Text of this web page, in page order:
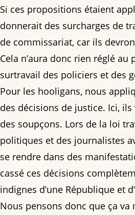
Si ces propositions étaient
donnerait des surcharges de
de commissariat, car ils
Cela n’aura donc rien réglé au
surtravail des policiers et des
Pour les hooligans, nous
des décisions de justice. Ici,
des soupçons. Lors de la loi
politiques et des journalistes
se rendre dans des
cassé ces décisions
indignes d’une République et
Nous pensons donc que ça va